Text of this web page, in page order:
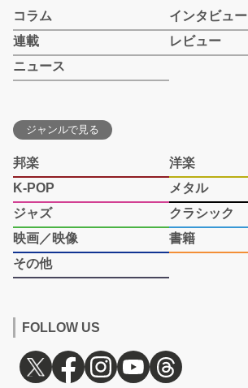
コラム
インタビュー
連載
レビュー
ニュース
ジャンルで見る
邦楽
洋楽
K-POP
メタル
ジャズ
クラシック
映画／映像
書籍
その他
FOLLOW US